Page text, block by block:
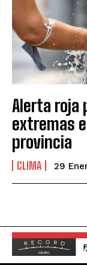
Alerta roja
extremas
provincia
CLIMA 29